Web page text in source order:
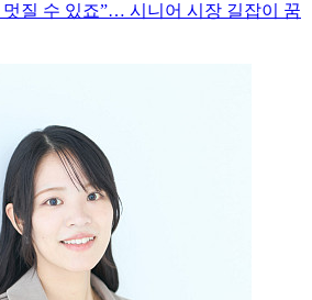
멋질 수 있죠”… 시니어 시장 길잡이 꿈